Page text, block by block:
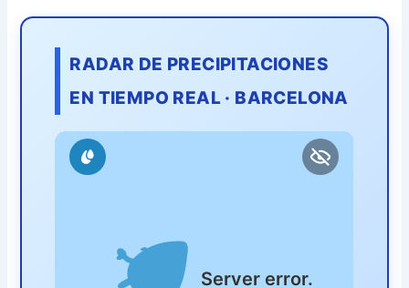
RADAR DE PRECIPITACIONES
EN TIEMPO REAL · BARCELONA